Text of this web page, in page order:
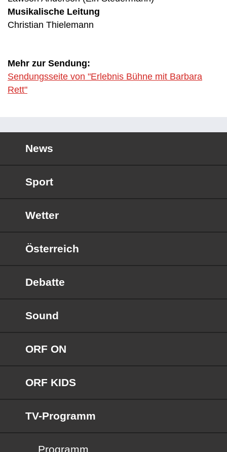
Musikalische Leitung
Christian Thielemann
Mehr zur Sendung:
Sendungsseite von "Erlebnis Bühne mit Barbara
Rett"
News
Sport
Wetter
Österreich
Debatte
Sound
ORF ON
ORF KIDS
TV-Programm
Programm